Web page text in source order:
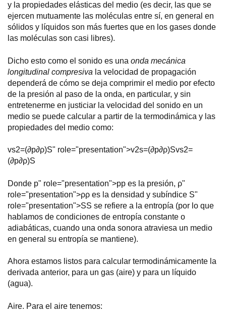
y la propiedades elásticas del medio (es decir, las que se
ejercen mutuamente las moléculas entre sí, en general en
sólidos y líquidos son más fuertes que en los gases donde
las moléculas son casi libres).
Dicho esto como el sonido es una onda mecánica
longitudinal compresiva la velocidad de propagación
dependerá de cómo se deja comprimir el medio por efecto
de la presión al paso de la onda, en particular, y sin
entretenerme en justiciar la velocidad del sonido en un
medio se puede calcular a partir de la termodinámica y las
propiedades del medio como:
vs2=(∂p∂ρ)S" role="presentation">v2s=(∂p∂ρ)Svs2=
(∂p∂ρ)S
Donde p" role="presentation">pp es la presión, ρ"
role="presentation">ρρ es la densidad y subíndice S"
role="presentation">SS se refiere a la entropía (por lo que
hablamos de condiciones de entropía constante o
adiabáticas, cuando una onda sonora atraviesa un medio
en general su entropía se mantiene).
Ahora estamos listos para calcular termodinámicamente la
derivada anterior, para un gas (aire) y para un líquido
(agua).
Aire. Para el aire tenemos: